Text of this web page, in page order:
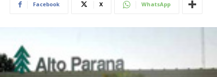
Facebook X WhatsApp